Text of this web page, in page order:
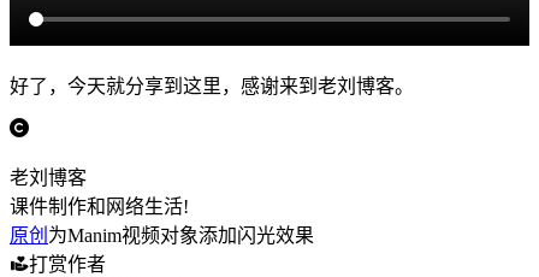
好了，今天就分享到这里，感谢来到老刘博客。
老刘博客
课件制作和网络生活!
原创 为Manim视频对象添加闪光效果
打赏作者